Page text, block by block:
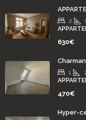
2
630€
1
470€
Hyper-